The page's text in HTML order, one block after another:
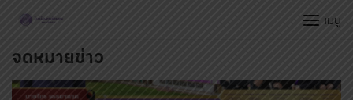
Skip
content
เมนู
จดหมายข่าว